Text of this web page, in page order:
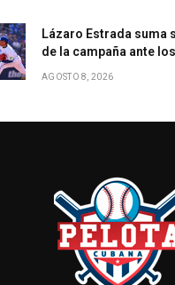
Lázaro Estrada suma
de la campaña ante
AGOSTO 8, 2026